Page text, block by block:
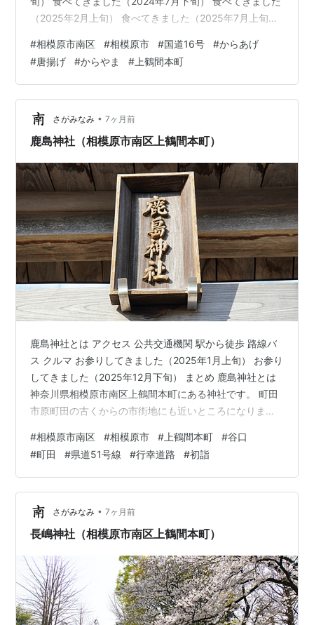
（2025年2月上旬） 食べてきました（2025年7月上旬）
模原上鶴間店とは 神奈川県相模原市南区上鶴間本町九丁
目の国道16号線沿いで営業している、便利で美味しいか
らあげのお店です。 「からやま」は「かつや」「東京と
ろろそば」などと同じ「アークランドサービスホールデ
ィングス」グループによる、からあげ専門店チ…
#相模原市南区 #相模原市 #国道16号 #からあげ
#唐揚げ #からやま # 上鶴間本町
さがみなみ • 7ヶ月前
鹿島神社（相模原市南区上鶴間本町）
鹿島神社とは アクセス 公共交通機関 駅から徒歩 路線バ
ス クルマ お参りしてきました（2025年1月上旬） お参り
してきました（2025年12月下旬） まとめ 鹿島神社とは
神奈川県相模原市南区上鶴間本町にある神社です。 町田
市原町田の古くからの市街地にも近いところになりま
かなりの長文でしたので、文字起こしはまたの機会にと
いうことでご容赦くださいませ。 また、境内には祭事の
御案内として との掲示もありました。 鹿島神社さんには
公式WEBサイトがあります。 各種御案内などが充実して
いるサイトですので、訪れる際には是非ご覧になってく
ださい。 公…
#相模原市南区 #相模原市 # 上鶴間本町 #谷口
#町田 #県道51号線 #行幸道路 #初詣
さがみなみ • 7ヶ月前
長嶋神社（相模原市南区上鶴間本町）